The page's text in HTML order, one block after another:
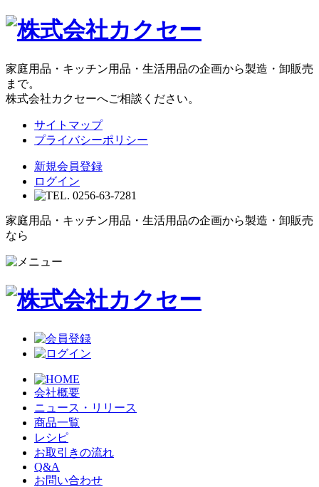
家庭用品・キッチン用品・生活用品の企画から製造・卸販売
まで。
株式会社カクセーへご相談ください。
サイトマップ
プライバシーポリシー
新規会員登録
ログイン
家庭用品・キッチン用品・生活用品の企画から製造・卸販売
なら
会社概要
ニュース・リリース
商品一覧
レシピ
お取引きの流れ
Q&A
お問い合わせ